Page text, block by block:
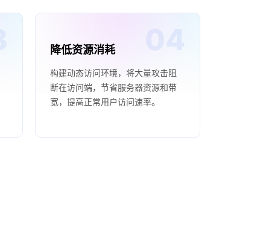
降低资源消耗
构建动态访问环境，将大量攻击阻
断在访问端，节省服务器资源和带
宽，提高正常用户访问速率。